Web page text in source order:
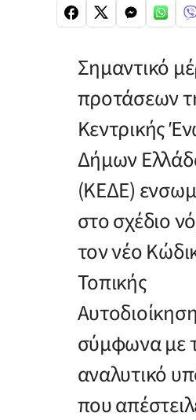
Σημαντικό
προτάσεων
Κεντρικής
Δήμων
(ΚΕΔΕ)
στο σχέδιο
τον νέο
Τοπικής
σύμφωνα με
αναλυτικό
που